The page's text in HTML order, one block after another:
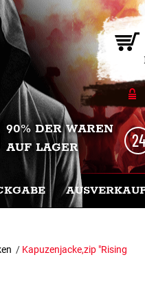
90% DER WAREN
AUF LAGER
/ Kapuzenjacke,zip "Rising